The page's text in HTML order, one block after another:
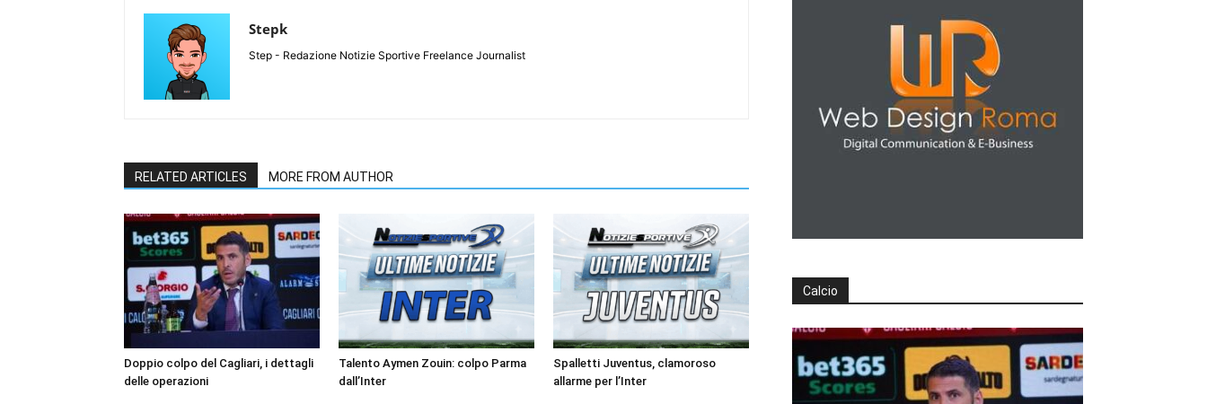
Stepk
Step - Redazione Notizie Sportive Freelance Journalist
RELATED ARTICLES MORE FROM AUTHOR
Doppio colpo del Cagliari, i dettagli
delle operazioni
Talento Aymen Zouin: colpo Parma
dall’Inter
Spalletti Juventus, clamoroso
allarme per l’Inter
Calcio